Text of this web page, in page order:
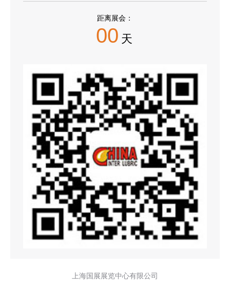
距离展会：
00 天
上海国展展览中心有限公司